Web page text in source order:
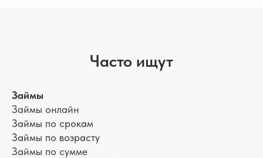
Часто ищут
Займы
Займы онлайн
Займы по срокам
Займы по возрасту
Займы по сумме